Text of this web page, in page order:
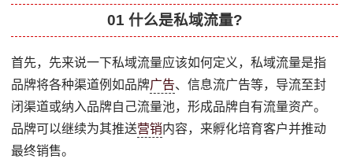
01 什么是私域流量?
首先，先来说一下私域流量应该如何定义，私域流量是指
品牌将各种渠道例如品牌广告、信息流广告等，导流至封
闭渠道或纳入品牌自己流量池，形成品牌自有流量资产。
品牌可以继续为其推送营销内容，来孵化培育客户并推动
最终销售。